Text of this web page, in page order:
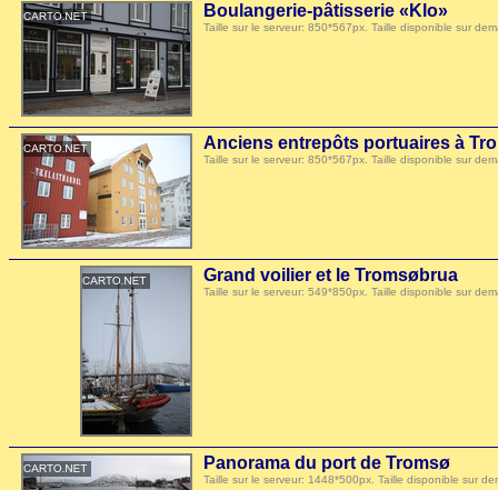
Boulangerie-pâtisserie «Klo»
Taille sur le serveur: 850*567px. Taille disponible sur
Anciens entrepôts portuaires à
Taille sur le serveur: 850*567px. Taille disponible sur
Grand voilier et le Tromsøbrua
Taille sur le serveur: 549*850px. Taille disponible sur
Panorama du port de Tromsø
Taille sur le serveur: 1448*500px. Taille disponible sur